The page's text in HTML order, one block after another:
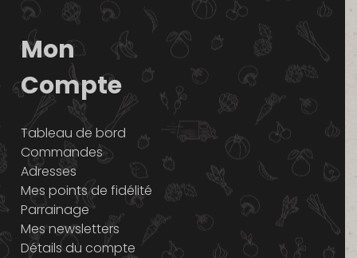
Mon
Compte
Tableau de bord
Commandes
Adresses
Mes points de fidélité
Parrainage
Mes newsletters
Détails du compte